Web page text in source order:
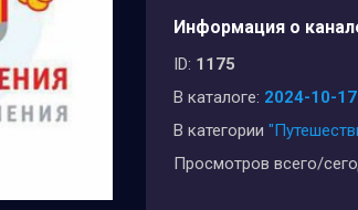
Информация о
ID: 1175
В каталоге: 2024-10-
В категории
Просмотров всего/